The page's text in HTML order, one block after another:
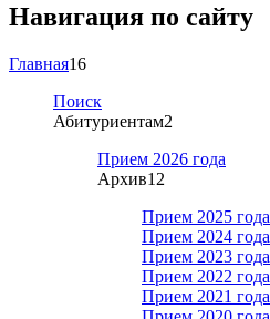
Навигация по сайту
Главная16
Поиск
Абитуриентам2
Прием 2026 года
Архив12
Прием 2025 года
Прием 2024 года
Прием 2023 года
Прием 2022 года
Прием 2021 года